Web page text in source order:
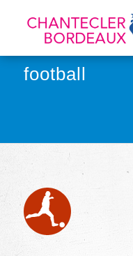
football